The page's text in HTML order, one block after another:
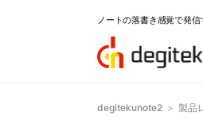
ノートの落書き感覚で発
degitekunote2 > 製品